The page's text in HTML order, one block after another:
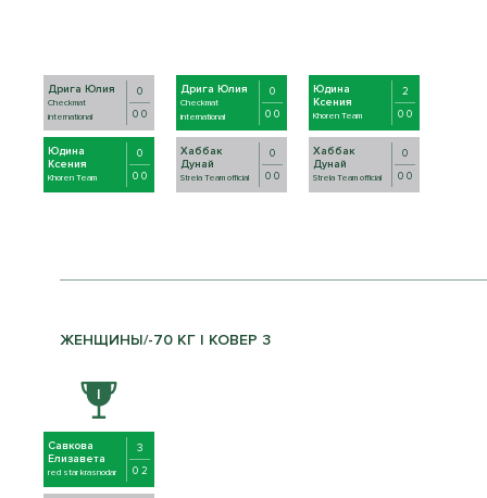
Дрига Юлия
Checkmat
international
0
0 0
Юдина
Ксения
Khoren Team
0
0 0
Дрига Юлия
Checkmat
international
0
0 0
Хаббак
Дунай
Strela Team official
0
0 0
Юдина
Ксения
Khoren Team
2
0 0
Хаббак
Дунай
Strela Team official
0
0 0
ЖЕНЩИНЫ/-70 КГ | КОВЕР 3
Савкова
Елизавета
red star krasnodar
3
0 2